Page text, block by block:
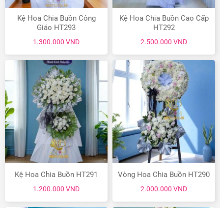
Kệ Hoa Chia Buồn Công
Giáo HT293
1.300.000 VND
Kệ Hoa Chia Buồn Cao Cấp
HT292
2.500.000 VND
Kệ Hoa Chia Buồn HT291
1.200.000 VND
Vòng Hoa Chia Buồn HT290
2.000.000 VND